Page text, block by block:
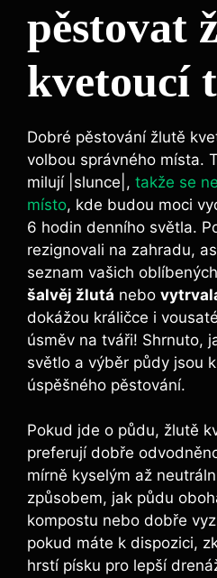
pěstovat
kvetoucí
Dobré pěstování žlutě
volbou správného místa.
milují |slunce|, takže se
místo, kde budou moci
6 hodin denního světla.
rezignovali na zahradu,
seznam vašich
šalvěj žlutá nebo
dokážou králičce i
úsměv na tváři! Shrnuto,
světlo a výběr půdy jsou
úspěšného pěstování.
Pokud jde o půdu, žlutě
preferují dobře
mírně kyselým až
způsobem, jak půdu
kompostu nebo dobře
pokud máte k dispozici,
hrstí písku pro lepší